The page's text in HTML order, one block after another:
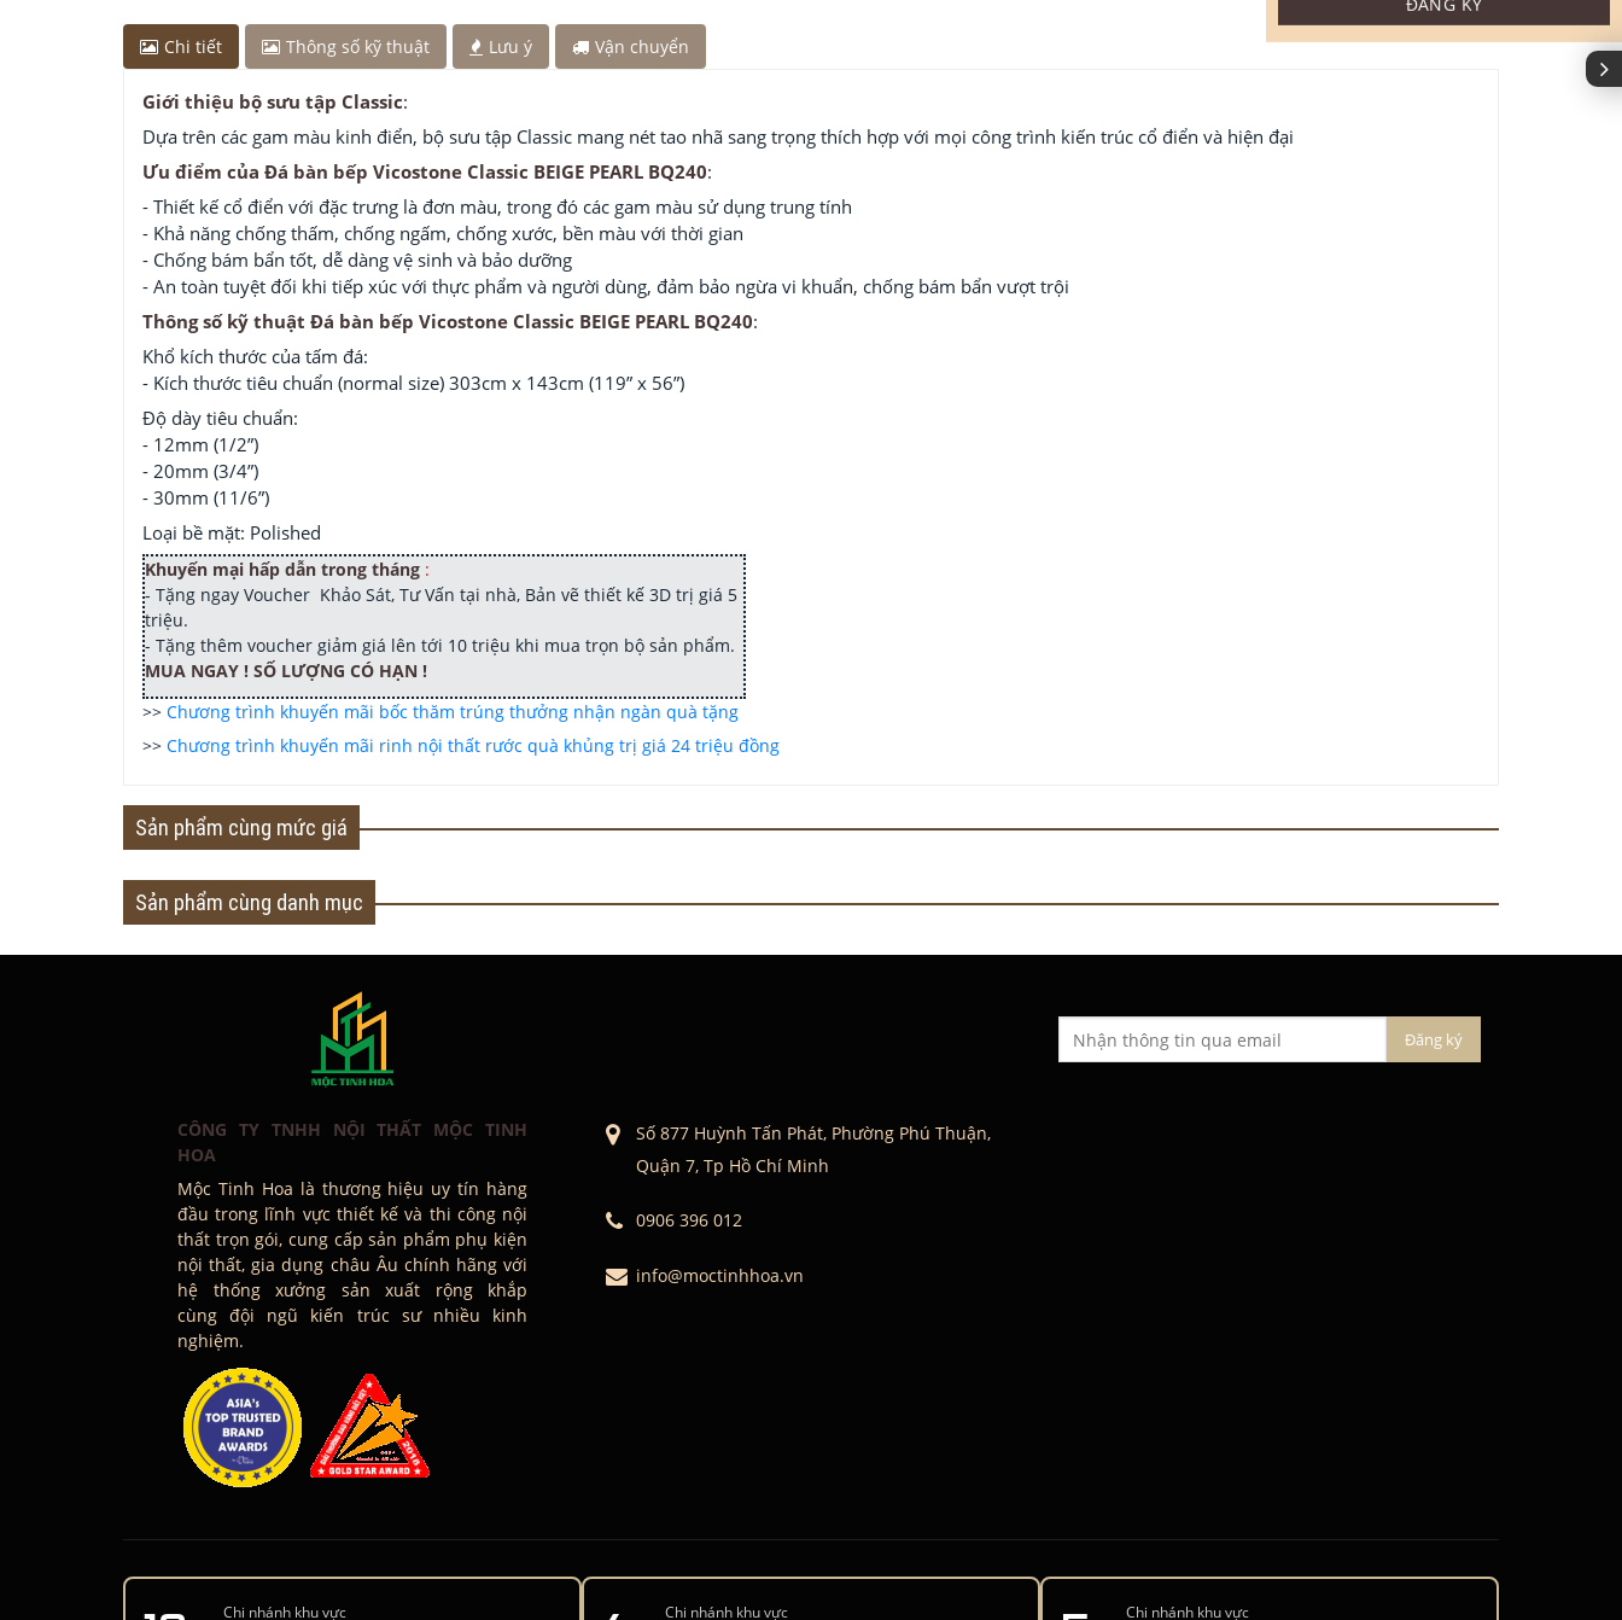
Chi tiết Thông số kỹ thuật Lưu ý Vận chuyển
Giới thiệu bộ sưu tập Classic:
Dựa trên các gam màu kinh điển, bộ sưu tập Classic mang nét tao nhã sang trọng thích hợp với mọi công trình kiến trúc cổ điển và hiện đại
Ưu điểm của Đá bàn bếp Vicostone Classic BEIGE PEARL BQ240:
- Thiết kế cổ điển với đặc trưng là đơn màu, trong đó các gam màu sử dụng trung tính
- Khả năng chống thấm, chống ngấm, chống xước, bền màu với thời gian
- Chống bám bẩn tốt, dễ dàng vệ sinh và bảo dưỡng
- An toàn tuyệt đối khi tiếp xúc với thực phẩm và người dùng, đảm bảo ngừa vi khuẩn, chống bám bẩn vượt trội
Thông số kỹ thuật Đá bàn bếp Vicostone Classic BEIGE PEARL BQ240:
Khổ kích thước của tấm đá:
- Kích thước tiêu chuẩn (normal size) 303cm x 143cm (119” x 56”)
Độ dày tiêu chuẩn:
- 12mm (1/2”)
- 20mm (3/4”)
- 30mm (11/6”)
Loại bề mặt: Polished
Khuyến mại hấp dẫn trong tháng :
- Tặng ngay Voucher Khảo Sát, Tư Vấn tại nhà, Bản vẽ thiết kế 3D trị giá 5
triệu.
- Tặng thêm voucher giảm giá lên tới 10 triệu khi mua trọn bộ sản phẩm.
MUA NGAY ! SỐ LƯỢNG CÓ HẠN !
>> Chương trình khuyến mãi bốc thăm trúng thưởng nhận ngàn quà tặng
>> Chương trình khuyến mãi rinh nội thất rước quà khủng trị giá 24 triệu đồng
Sản phẩm cùng mức giá
Sản phẩm cùng danh mục
CÔNG TY TNHH NỘI THẤT MỘC TINH
HOA
Mộc Tinh Hoa là thương hiệu uy tín hàng
đầu trong lĩnh vực thiết kế và thi công nội
thất trọn gói, cung cấp sản phẩm phụ kiện
nội thất, gia dụng châu Âu chính hãng với
hệ thống xưởng sản xuất rộng khắp
cùng đội ngũ kiến trúc sư nhiều kinh
nghiệm.
Số 877 Huỳnh Tấn Phát, Phường Phú Thuận,
Quận 7, Tp Hồ Chí Minh
0906 396 012
info@moctinhhoa.vn
Chi nhánh khu vực Chi nhánh khu vực Chi nhánh khu vực